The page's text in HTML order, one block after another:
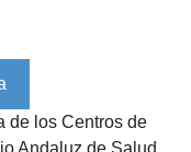
de los Centros de
Andaluz de Salud